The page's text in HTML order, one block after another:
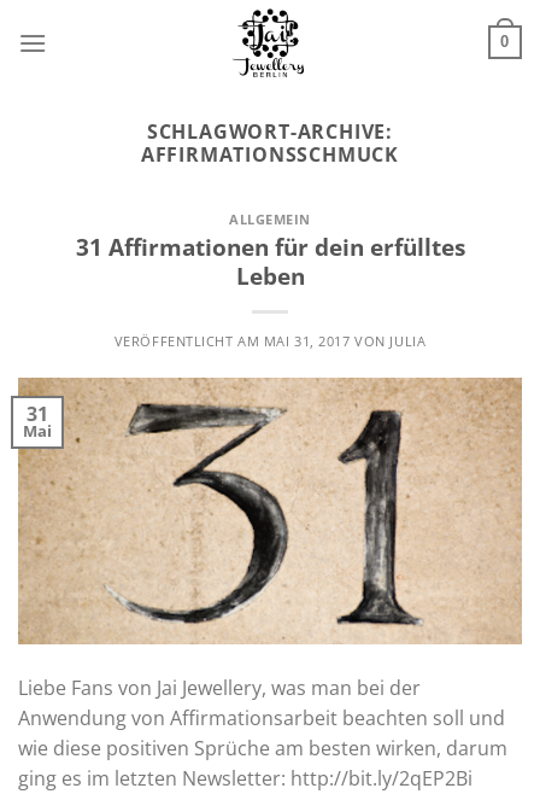
Inhalt
0
SCHLAGWORT-ARCHIVE:
AFFIRMATIONSSCHMUCK
ALLGEMEIN
31 Affirmationen für dein erfülltes
Leben
VERÖFFENTLICHT AM MAI 31, 2017 VON JULIA
31
Mai
Liebe Fans von Jai Jewellery, was man bei der
Anwendung von Affirmationsarbeit beachten soll und
wie diese positiven Sprüche am besten wirken, darum
ging es im letzten Newsletter: http://bit.ly/2qEP2Bi